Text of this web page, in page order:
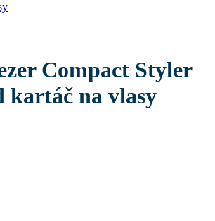
Compact Styler
kartáč na vlasy